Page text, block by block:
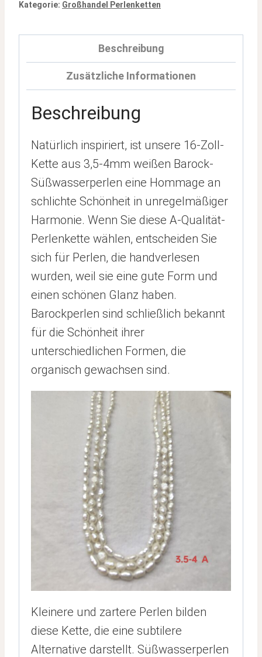
Kategorie: Großhandel Perlenketten
Beschreibung
Zusätzliche Informationen
Beschreibung
Natürlich inspiriert, ist unsere 16-Zoll-
Kette aus 3,5-4mm weißen Barock-
Süßwasserperlen eine Hommage an
schlichte Schönheit in unregelmäßiger
Harmonie. Wenn Sie diese A-Qualität-
Perlenkette wählen, entscheiden Sie
sich für Perlen, die handverlesen
wurden, weil sie eine gute Form und
einen schönen Glanz haben.
Barockperlen sind schließlich bekannt
für die Schönheit ihrer
unterschiedlichen Formen, die
organisch gewachsen sind.
Kleinere und zartere Perlen bilden
diese Kette, die eine subtilere
Alternative darstellt. Süßwasserperlen